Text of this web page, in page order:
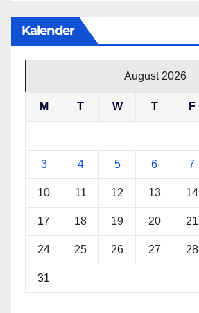
Kalender
August 2026
M T W T F
3 4 5 6 7
10 11 12 13 14
17 18 19 20 21
24 25 26 27 28
31